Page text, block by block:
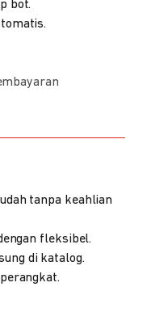
bot.
tanpa keahlian
fleksibel.
di katalog.